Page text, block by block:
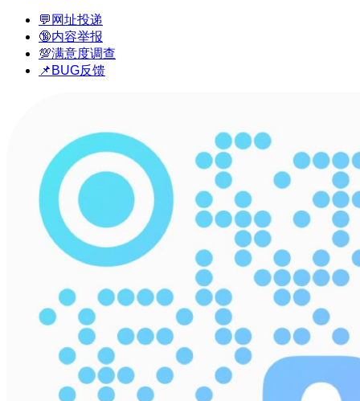
💬网址投递
🔞内容举报
💯满意度调查
📌BUG反馈